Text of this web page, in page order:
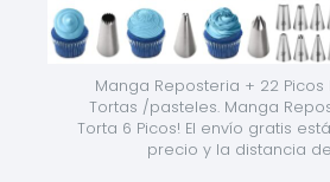
Manga Reposteria + 22
Tortas /pasteles. Manga
Torta 6 Picos! El envío gratis
precio y la distancia